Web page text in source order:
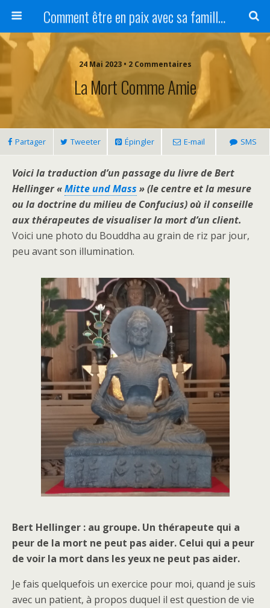
Comment être en paix avec sa famille ?
24 Mai 2023 • 2 Commentaires
La Mort Comme Amie
Partager Tweeter Épingler E-mail SMS
Voici la traduction d’un passage du livre de Bert
Hellinger «Mitte und Mass » (le centre et la mesure
ou la doctrine du milieu de Confucius) où il conseille
aux thérapeutes de visualiser la mort d’un client.
Voici une photo du Bouddha au grain de riz par jour,
peu avant son illumination.
Bert Hellinger : au groupe. Un thérapeute qui a
peur de la mort ne peut pas aider. Celui qui a peur
de voir la mort dans les yeux ne peut pas aider.
Je fais quelquefois un exercice pour moi, quand je suis
avec un patient, à propos duquel il est question de vie